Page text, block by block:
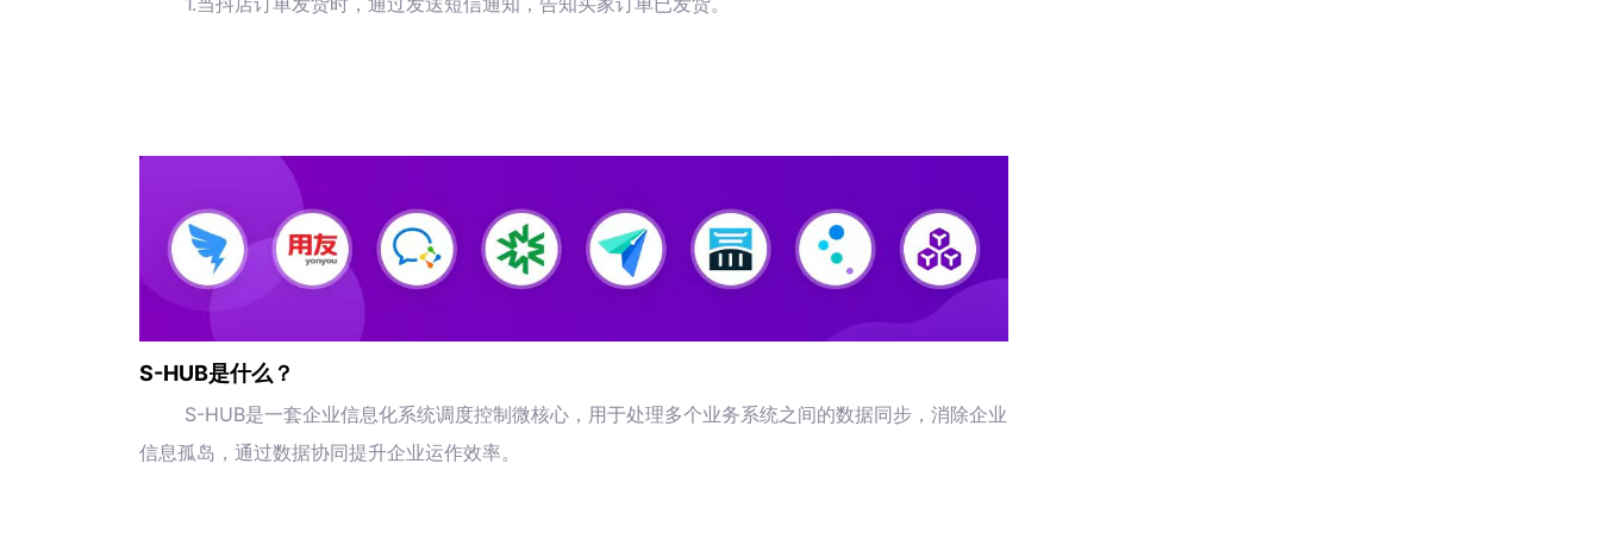
S-HUB是什么？
S-HUB是一套企业信息化系统调度控制微核心，用于处理多个业务系统之间的数据同步，消除企业
信息孤岛，通过数据协同提升企业运作效率。